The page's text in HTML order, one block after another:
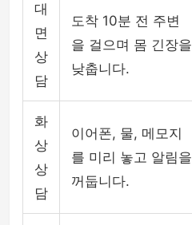
대
면
상
담
도착 10분 전 주변
을 걸으며 몸 긴장을
낮춥니다.
화
상
상
담
이어폰, 물, 메모지
를 미리 놓고 알림을
꺼둡니다.